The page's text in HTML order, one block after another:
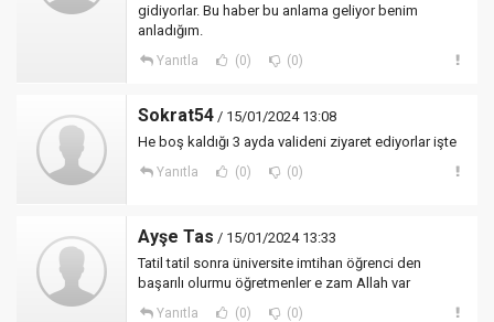
gidiyorlar. Bu haber bu anlama geliyor benim
anladığım.
Yanıtla (0) (0)
Sokrat54 / 15/01/2024 13:08
He boş kaldığı 3 ayda valideni ziyaret ediyorlar işte
Yanıtla (0) (0)
Ayşe Tas / 15/01/2024 13:33
Tatil tatil sonra üniversite imtihan öğrenci den
başarılı olurmu öğretmenler e zam Allah var
Yanıtla (0) (0)